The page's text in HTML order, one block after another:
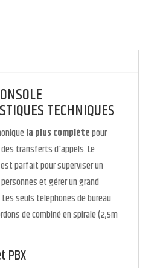
TECHNIQUES
la plus complètepour
transferts d'appels. Le
parfait pour superviser un
et gérer un grand
seuls téléphones de bureau
de combiné en spirale (2,5m
PBX